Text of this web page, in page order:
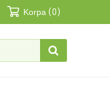
Korpa 0